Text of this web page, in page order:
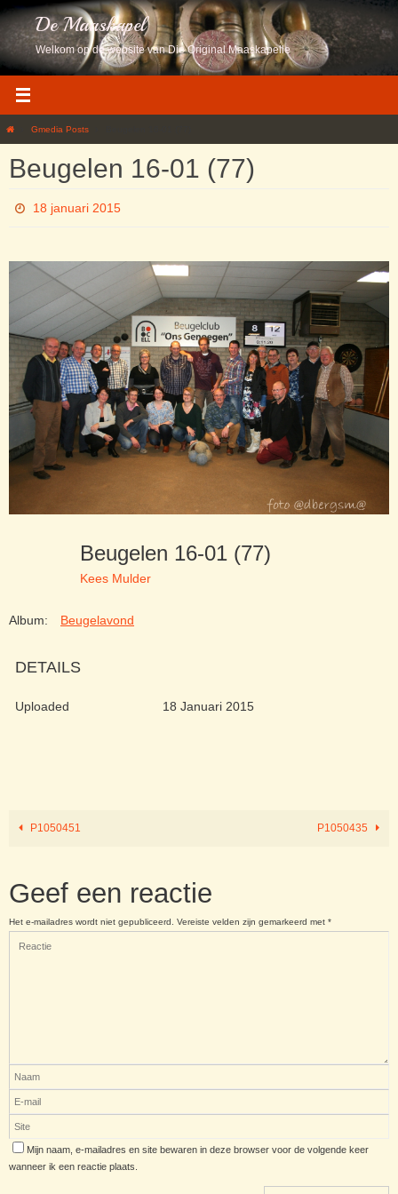
inhoud
De Maaskapel
Welkom op de website van Die Original Maaskapelle
HomeGmedia Posts
Beugelen 16-01 (77)
18 januari 2015
Beugelen 16-01 (77)
Kees Mulder
Album: Beugelavond
DETAILS
Uploaded 18 Januari 2015
P1050451 P1050435
Geef een reactie
Het e-mailadres wordt niet gepubliceerd. Vereiste velden zijn gemarkeerd met *
Mijn naam, e-mailadres en site bewaren in deze browser voor de volgende keer
wanneer ik een reactie plaats.